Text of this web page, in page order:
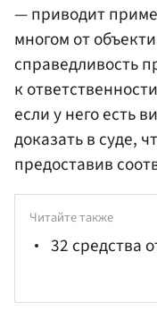
— приводит
многом от
справедливость
к
если у него есть
доказать в суде,
предоставив
Читайте также
32 средства